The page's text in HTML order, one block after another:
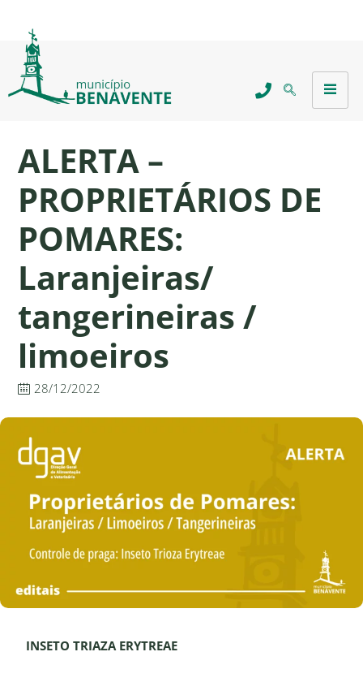
ALERTA –
PROPRIETÁRIOS DE
POMARES:
Laranjeiras/
tangerineiras /
limoeiros
28/12/2022
INSETO TRIAZA ERYTREAE